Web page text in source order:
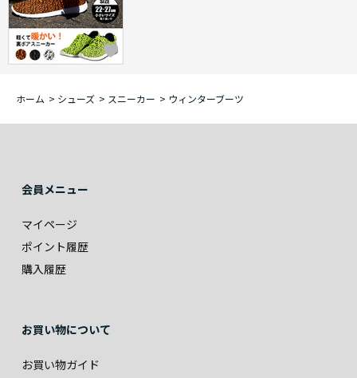
ホーム > シューズ > スニーカー > ウィンターブーツ
会員メニュー
マイページ
ポイント履歴
購入履歴
お買い物について
お買い物ガイド